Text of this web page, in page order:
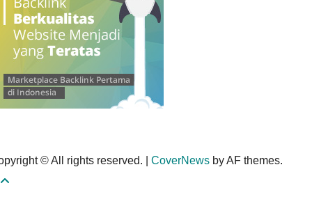
© All rights reserved. CoverNews by AF themes.